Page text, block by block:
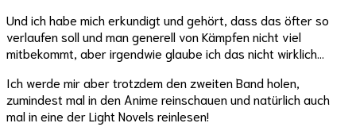
Und ich habe mich erkundigt und gehört, dass das öfter so
verlaufen soll und man generell von Kämpfen nicht viel
mitbekommt, aber irgendwie glaube ich das nicht wirklich…
Ich werde mir aber trotzdem den zweiten Band holen,
zumindest mal in den Anime reinschauen und natürlich auch
mal in eine der Light Novels reinlesen!